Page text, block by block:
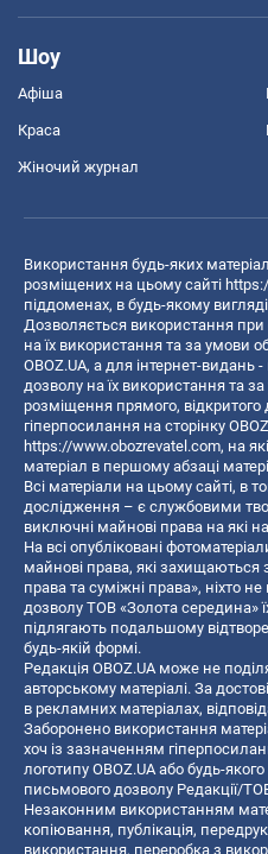
Шоу
Афіша
Краса
Жіночий журнал
Використання будь-яких
розміщених на цьому сайті
піддоменах, в будь-якому
Дозволяється використання
на їх використання та за умови
OBOZ.UA, а для інтернет-
дозволу на їх використання та
розміщення прямого,
гіперпосилання на сторінку
https://www.obozrevatel.com, на
матеріал в першому абзаці
Всі матеріали на цьому сайті, в
дослідження – є службовими
виключні майнові права на які
На всі опубліковані
майнові права, які захищаються
права та суміжні права», ніхто
дозволу ТОВ «Золота середина»
підлягають подальшому
будь-якій формі.
Редакція OBOZ.UA може не
авторському матеріалі. За
в рекламних матеріалах,
Заборонено використання
хоч із зазначенням
логотипу OBOZ.UA або будь-
письмового дозволу Редакції/
Незаконним використанням
копiювання, публiкацiя,
використання, переробка з